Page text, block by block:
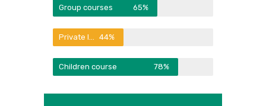
Group courses 65%
44%
Children course 78%